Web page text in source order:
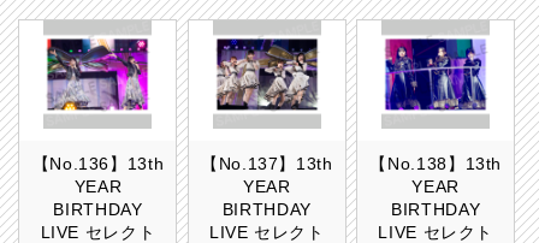
【No.136】13th
YEAR
BIRTHDAY
LIVE セレクト
【No.137】13th
YEAR
BIRTHDAY
LIVE セレクト
【No.138】13th
YEAR
BIRTHDAY
LIVE セレクト